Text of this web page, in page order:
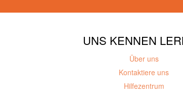
UNS KENNEN
Über uns
Kontaktiere uns
Hilfezentrum